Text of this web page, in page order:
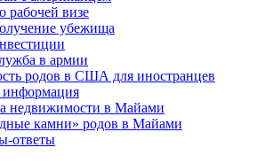
рабочей визе
убежища
в армии
родов в США для иностранцев
недвижимости в Майами
камни» родов в Майами
ответы